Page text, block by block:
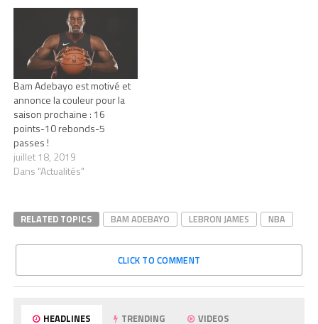
Bam Adebayo est motivé et
annonce la couleur pour la
saison prochaine : 16
points-10 rebonds-5
passes !
juillet 18, 2019
Dans "Actualités"
RELATED TOPICS BAM ADEBAYO LEBRON JAMES NBA
CLICK TO COMMENT
HEADLINES TRENDING VIDEOS